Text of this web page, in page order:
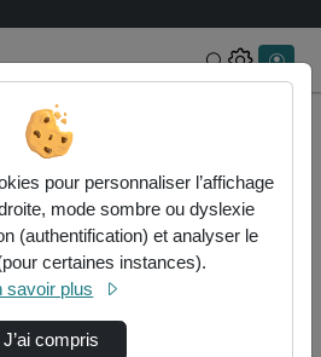
Rechercher
de la vidéo La
réalisé dans le cadre
pour personnaliser l’affichage
mode sombre ou dyslexie
(authentification) et analyser le
certaines instances).
savoir plus
J’ai compris